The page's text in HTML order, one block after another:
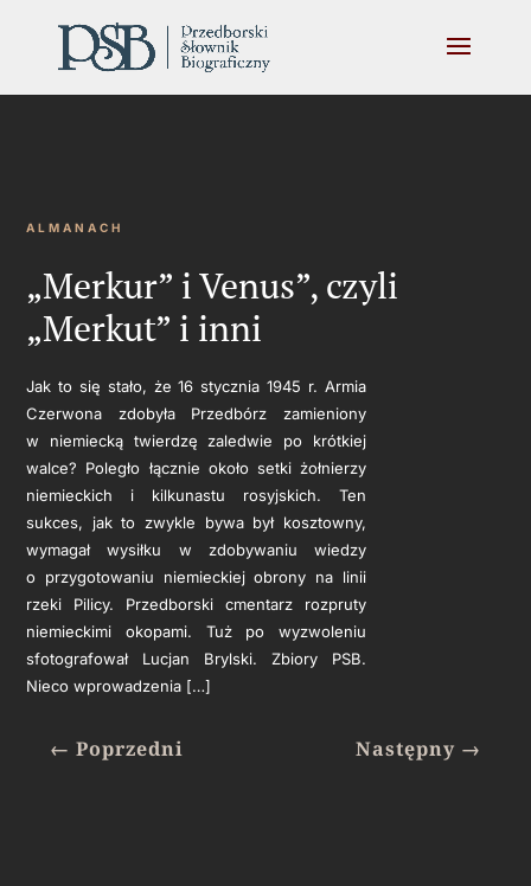
ALMANACH
„Merkur” i Venus”, czyli
„Merkut” i inni
Jak to się stało, że 16 stycznia 1945 r. Armia
Czerwona zdobyła Przedbórz zamieniony
w niemiecką twierdzę zaledwie po krótkiej
walce? Poległo łącznie około setki żołnierzy
niemieckich i kilkunastu rosyjskich. Ten
sukces, jak to zwykle bywa był kosztowny,
wymagał wysiłku w zdobywaniu wiedzy
o przygotowaniu niemieckiej obrony na linii
rzeki Pilicy. Przedborski cmentarz rozpruty
niemieckimi okopami. Tuż po wyzwoleniu
sfotografował Lucjan Brylski. Zbiory PSB.
Nieco wprowadzenia […]
←Poprzedni Następny→